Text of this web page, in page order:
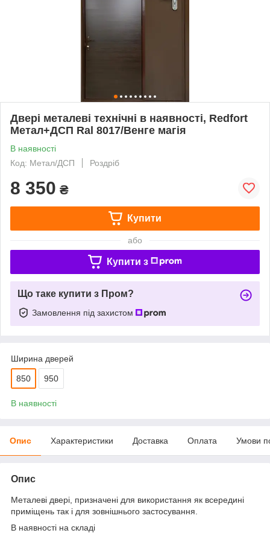
Двері металеві технічні в наявності, Redfort
Метал+ДСП Ral 8017/Венге магія
В наявності
Код: Метал/ДСП
Роздріб
8 350 ₴
Купити
або
Купити з
Що таке купити з Пром?
Замовлення під захистом
Ширина дверей
850 950
В наявності
Опис Характеристики Доставка Оплата Умови
Опис
Металеві двері, призначені для використання як всередині
приміщень так і для зовнішнього застосування.
В наявності на складі